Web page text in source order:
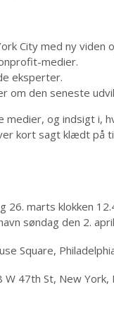
City med ny
medier.
eksperter.
den seneste
og indsigt i,
kort sagt klædt
26. marts klokken
søndag den 2.
Square,
47th St, New